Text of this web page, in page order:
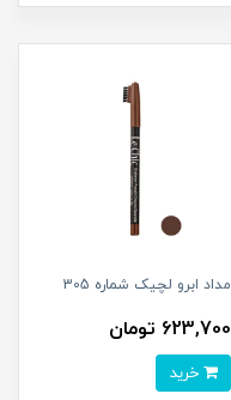
مداد ابرو لچیک شماره 305
623,700 تومان